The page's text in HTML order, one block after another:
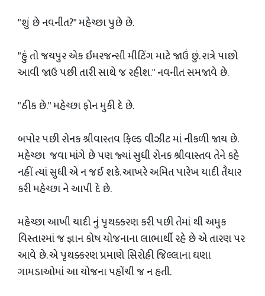
"શું છે નવનીત?" મહેચ્છા પુછે છે.
"હું તો જયપુર એક ઈમરજન્સી મીટિંગ માટે જાઉં છું. રાત્રે પાછો
આવી જાઉ પછી તારી સાથે જ રહીશ." નવનીત સમજાવે છે.
"ઠીક છે." મહેચ્છા ફોન મુકી દે છે.
બપોર પછી રોનક શ્રીવાસ્તવ ફિલ્ડ વીઝીટ માં નીકળી જાય છે.
મહેચ્છા જવા માંગે છે પણ જ્યાં સુધી રોનક શ્રીવાસ્તવ તેને કહે
નહીં ત્યાં સુધી એ ન જઈ શકે. આખરે અમિત પારેખ યાદી તૈયાર
કરી મહેચ્છા ને આપી દે છે.
મહેચ્છા આખી યાદી નું પૃથક્કરણ કરી પછી તેમાં થી અમુક
વિસ્તારમાં જ જ્ઞાન કોષ યોજનાના લાભાર્થી રહે છે એ તારણ પર
આવે છે. એ પૃથક્કરણ પ્રમાણે સિરોહી જિલ્લાના ઘણા
ગામડાઓમાં આ યોજના પહોંચી જ ન હતી.